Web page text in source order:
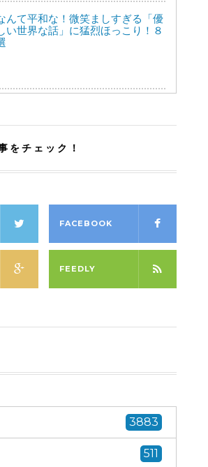
んて平和な！微笑ましすぎる「優
い世界な話」に猛烈ほっこり！８
をチェック！
FACEBOOK
FEEDLY
3883
511